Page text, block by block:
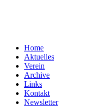
Home
Aktuelles
Verein
Archive
Links
Kontakt
Newsletter